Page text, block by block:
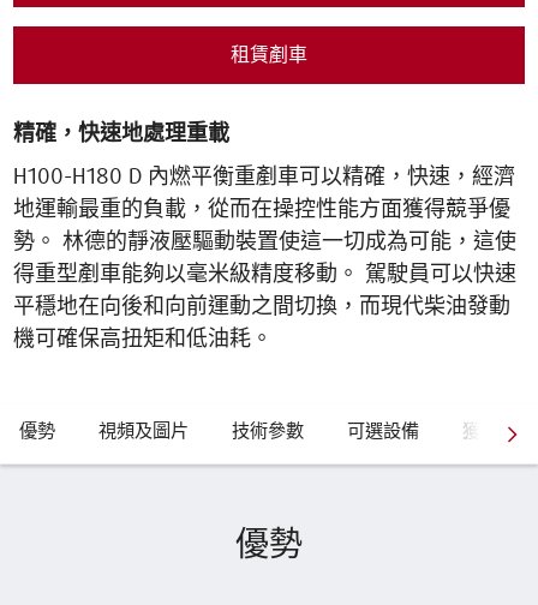
租賃剷車
精確，快速地處理重載
H100-H180 D 內燃平衡重剷車可以精確，快速，經濟
地運輸最重的負載，從而在操控性能方面獲得競爭優
勢。 林德的靜液壓驅動裝置使這一切成為可能，這使
得重型剷車能夠以毫米級精度移動。 駕駛員可以快速
平穩地在向後和向前運動之間切換，而現代柴油發動
機可確保高扭矩和低油耗。
優勢 視頻及圖片 技術參數 可選設備 獲取報價
優勢